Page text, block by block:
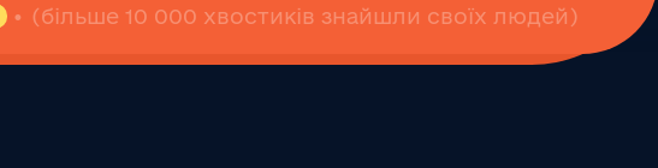
• (більше 10 000 хвостиків знайшли своїх людей)